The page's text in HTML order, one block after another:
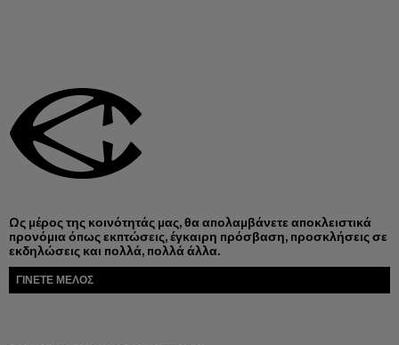
Ως μέρος της κοινότητάς μας, θα απολαμβάνετε αποκλειστικά
προνόμια όπως εκπτώσεις, έγκαιρη πρόσβαση, προσκλήσεις σε
εκδηλώσεις και πολλά, πολλά άλλα.
ΓΊΝΕΤΕ ΜΈΛΟΣ